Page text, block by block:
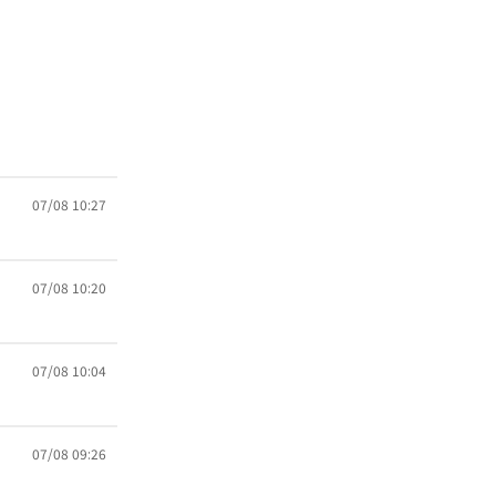
07/08 10:27
07/08 10:20
07/08 10:04
07/08 09:26